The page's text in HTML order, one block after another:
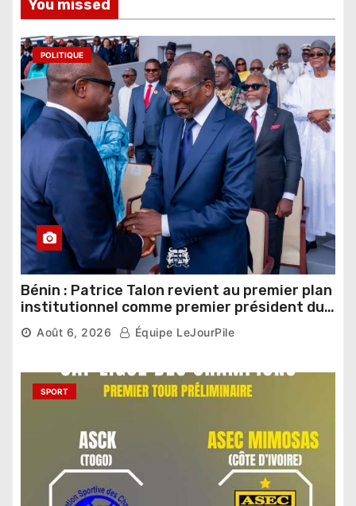
You missed
POLITIQUE
Bénin : Patrice Talon revient au premier plan
institutionnel comme premier président du
Sénat
Août 6, 2026 Équipe LeJourPile
SPORT